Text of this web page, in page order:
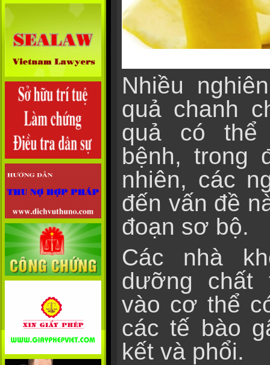
Nhiều
quả chanh
quả có thể
bệnh, trong
nhiên, các
đến vấn đề
đoạn sơ bộ.
Các nhà
dưỡng chất
vào cơ thể
các tế bào
kết và phổi.